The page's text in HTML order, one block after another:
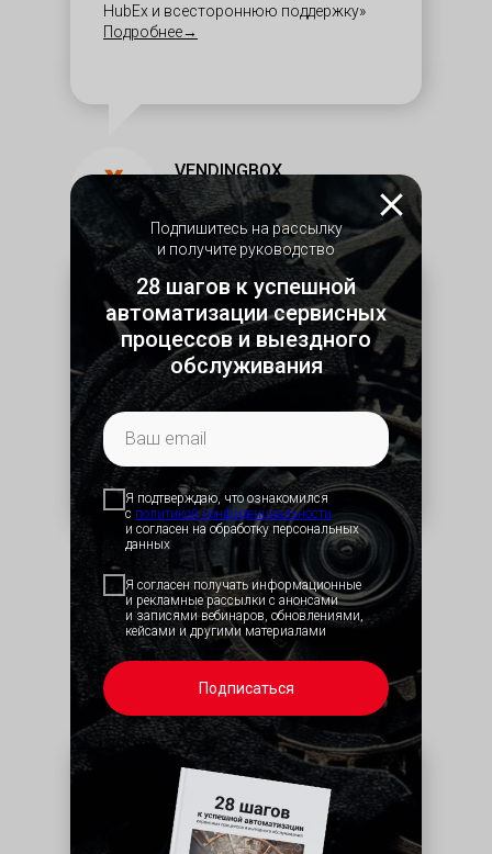
БРАНТ
Техническое обслуживание
«Внедрение HubEx позволило нам
объединить все наши проекты
по техническому обслуживанию
с различными Заказчиками в единую
систему. Мы расформировали
структурные подразделения,
обслуживающие каждый проект
в отдельности, и создали единый
диспетчерский центр»
Подробнее→
HubEx и всестороннюю поддержку»
Подробнее→
VENDINGBOX
Продажа и аренда вендинговых
автоматов
«Благодаря HubEx любой сотрудник,
вне зависимости от степени владения
современными технологиями, может
создать обращение. Появился
28 шагов к успешной
автоматизации сервисных
процессов и выездного
обслуживания
Подпишитесь на рассылку
и получите руководство
Я подтверждаю, что ознакомился
с политикой конфиденциальности
и согласен на обработку персональных
данных
Я согласен получать информационные
и рекламные рассылки с анонсами
и записями вебинаров, обновлениями,
кейсами и другими материалами
Подписаться